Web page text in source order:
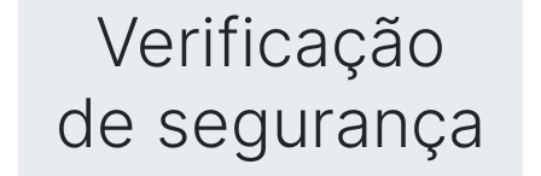
Verificação
de segurança